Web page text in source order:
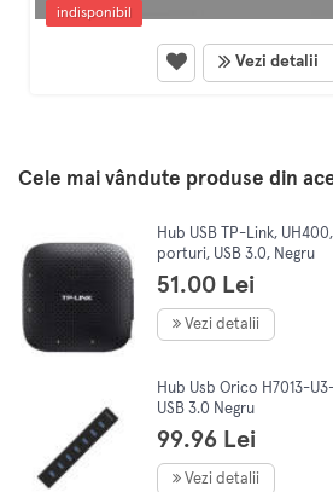
indisponibil
Vezi detalii
Cele mai vândute produse din
Hub USB TP-Link,
porturi, USB 3.0, Negru
51.00 Lei
Vezi detalii
Hub Usb Orico H7013-
USB 3.0 Negru
99.96 Lei
Vezi detalii